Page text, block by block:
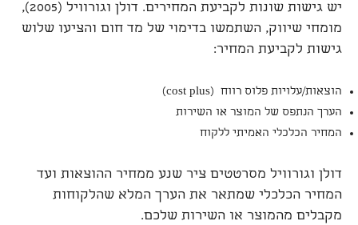
יש גישות שונות לקביעת המחירים. דולן וגורוויל (2005),
מומחי שיווק, השתמשו בדימוי של מד חום והציעו שלוש
גישות לקביעת המחיר:
הוצאות/עלויות פלוס רווח (cost plus)
הערך הנתפס של המוצר או השירות
המחיר הכלכלי האמיתי ללקוח
דולן וגורוויל מסרטטים ציר שנע ממחיר ההוצאות ועד
המחיר הכלכלי שמתאר את הערך המלא שהלקוחות
מקבלים מהמוצר או השירות שלכם.